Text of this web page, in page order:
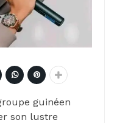
guinéen
son lustre